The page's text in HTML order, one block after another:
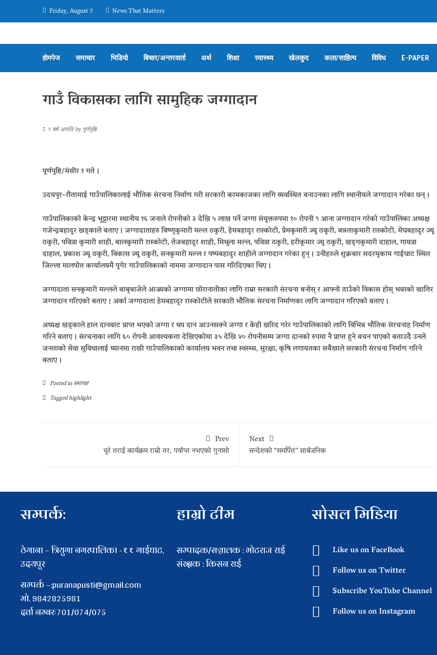
Friday, August 7 News That Matters
होमपेज समाचार भिडियो बिचार/अन्तरवार्ता अर्थ शिक्षा स्वास्थ्य खेलकुद कला/साहित्य विविध E-PAPER
गाउँ विकासका लागि सामुहिक जग्गादान
९ वर्ष अगाडिbyपूर्णपुष्टि
पूर्णपुष्टि/मंसीर १ गते ।
उदयपुर–रौतामाई गाउँपालिकालाई भौतिक संरचना निर्माण गरी सरकारी कामकाजका लागि व्यवस्थित बनाउनका लागि स्थानीयले जग्गादान गरेका छन् ।
गाउँपालिकाको केन्द्र भुट्टारमा स्थानीय १६ जनाले रोपनीको ३ देखि ५ लाख पर्ने जग्गा संयुक्तरुपमा १० रोपनी ९ आना जग्गादान गरेको गाउँपालिका अध्यक्ष
गजेन्द्रबहादुर खड्काले बताए । जग्गादाताहरु विष्णुकुमारी मल्ल ठकुरी, हेमबहादुर रास्कोटी, प्रेमकुमारी ज्यू ठकुरी, बन्नताकुमारी रास्कोटी, मेघबहादुर ज्यू
ठकुरी, पवित्रा कुमारी शाही, बालकुमारी रास्कोटी, तेजबहादुर शाही, मिथुला मल्ल, पवित्रा ठकुरी, हरीकुमार ज्यू ठकुरी, खड्गकुमारी दाहाल, गायत्रा
दाहाल, प्रकाश ज्यू ठकुरी, विकास ज्यू ठकुरी, सनकुमारी मल्ल र पष्पबहादुर शाहीले जग्गादान गरेका हुन् । उनीहरुले शुक्रबार सदरमुकाम गाईघाट स्थित
जिल्ला मालपोत कार्यालयमै पुगेर गाउँपालिकाको नाममा जग्गादान पास गरिदिएका थिए ।
जग्गादाता सनकुमारी मल्लले बाबुबाजेले आज्र्यको जग्गामा छोरानातीका लागि राम्रा सरकारी संरचना बनोस् र आफ्नो ठाउँको विकास होस् भन्नाको खातिर
जग्गादान गरिएको बताए । अर्का जग्गादाता हेमबहादुर रास्कोटीले सरकारी भौतिक संरचना निर्माणका लागि जग्गादान गरिएको बताए ।
अध्यक्ष खड्काले हाल दानबाट प्राप्त भएको जग्गा र थप दान आउनसक्ने जग्गा र केही खरिद गरेर गाउँपालिकाको लागि विभिन्न भौतिक संरचनाह निर्माण
गरिने बताए । संरचनाका लागि ६० रोपनी आवश्यकता देखिएकोमा ३५ देखि ४० रोपनीसम्म जग्गा दानको रुपमा नै प्राप्त हुने बचन पाएको बताउदै उनले
जनताको सेवा सुविधालाई ध्यानमा राखी गाउँपालिकाको कार्यालय भवन तथा स्वस्थ्य, सुरक्षा, कृषि लगायतका सबैखाले सरकारी संरचना निर्माण गरिने
बताए ।
Posted inसमाचार
Taggedhighlight
Prev
चुरे तराई कार्यक्रम राम्रो तर, पर्याप्त नभएको गुनासो
Next
सन्देशको “समर्पित” सार्बजनिक
सम्पर्क:
ठेगाना – त्रियुगा नगरपालिका -११ गाईघाट,
उदयपुर
सम्पर्क –:puranapusti@gmail.com
माे. 9842825981
दर्ता नम्बरः701/074/075
हाम्रो टीम
सम्पादक/सञ्चालक : भाेटराज राई
संरक्षक : किसन राई
सोसल मिडिया
Like us on FaceBook
Follow us on Twitter
Subscribe YouTube Channel
Follow us on Instagram